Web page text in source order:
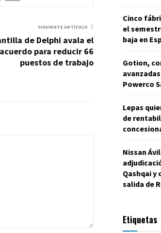
SIGUIENTE ARTÍCULO
de Delphi avala el
para reducir 66
puestos de trabajo
Cinco
el
baja en
Gotion,
Powerco
Lepas
de
Nissan
Qashqai y
salida de
Etiquetas